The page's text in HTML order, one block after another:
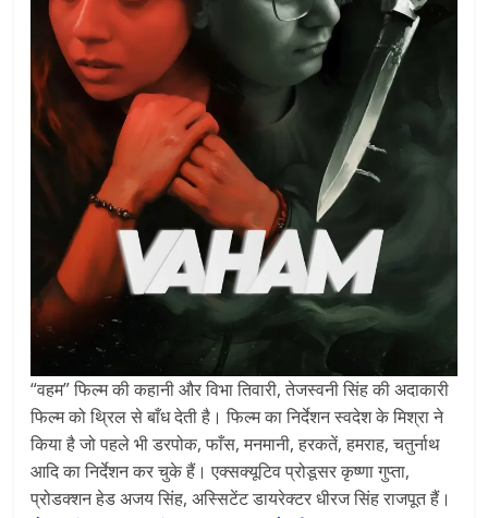
“वहम” फिल्म की कहानी और विभा तिवारी, तेजस्वनी सिंह की अदाकारी
फिल्म को थ्रिल से बाँध देती है। फिल्म का निर्देशन स्वदेश के मिश्रा ने
किया है जो पहले भी डरपोक, फाँस, मनमानी, हरकतें, हमराह, चतुर्नाथ
आदि का निर्देशन कर चुके हैं। एक्सक्यूटिव प्रोडूसर कृष्णा गुप्ता,
प्रोडक्शन हेड अजय सिंह, अस्सिटेंट डायरेक्टर धीरज सिंह राजपूत हैं।